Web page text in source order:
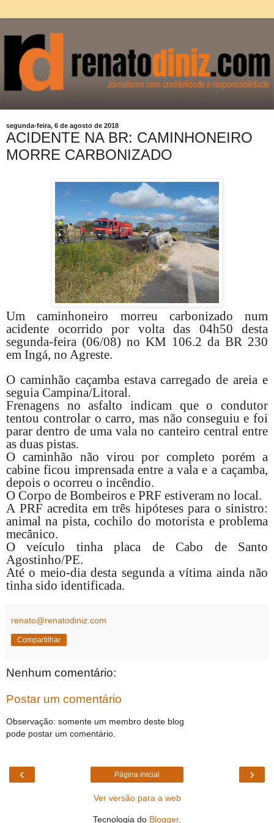
segunda-feira, 6 de agosto de 2018
ACIDENTE NA BR: CAMINHONEIRO
MORRE CARBONIZADO
Um caminhoneiro morreu carbonizado num
acidente ocorrido por volta das 04h50 desta
segunda-feira (06/08) no KM 106.2 da BR 230
em Ingá, no Agreste.
O caminhão caçamba estava carregado de areia e
seguia Campina/Litoral.
Frenagens no asfalto indicam que o condutor
tentou controlar o carro, mas não conseguiu e foi
parar dentro de uma vala no canteiro central entre
as duas pistas.
O caminhão não virou por completo porém a
cabine ficou imprensada entre a vala e a caçamba,
depois o ocorreu o incêndio.
O Corpo de Bombeiros e PRF estiveram no local.
A PRF acredita em três hipóteses para o sinistro:
animal na pista, cochilo do motorista e problema
mecânico.
O veículo tinha placa de Cabo de Santo
Agostinho/PE.
Até o meio-dia desta segunda a vítima ainda não
tinha sido identificada.
renato@renatodiniz.com
Compartilhar
Nenhum comentário:
Postar um comentário
Observação: somente um membro deste blog
pode postar um comentário.
‹ ›
Página inicial
Ver versão para a web
Tecnologia do Blogger.